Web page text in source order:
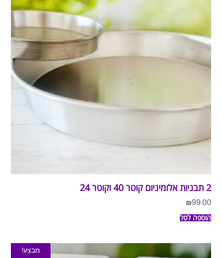
2 תבניות אלומיניום קוטר 40 וקוטר 24
₪99.00
הוספה לסל
מבצע!